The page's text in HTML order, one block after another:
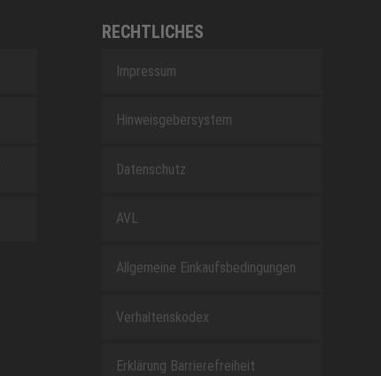
RECHTLICHES
Impressum
Hinweisgebersystem
Datenschutz
AVL
Allgemeine Einkaufsbedingungen
Verhaltenskodex
Erklärung Barrierefreiheit